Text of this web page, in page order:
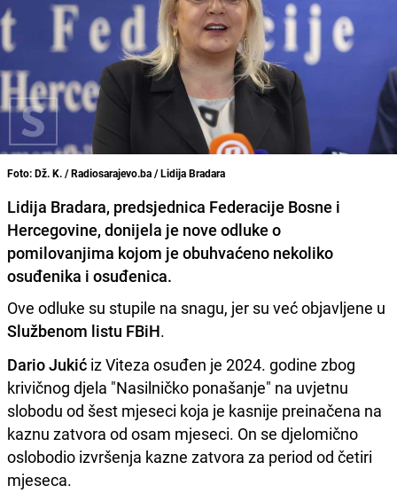
Foto: Dž. K. / Radiosarajevo.ba / Lidija Bradara
Lidija Bradara, predsjednica Federacije Bosne i
Hercegovine, donijela je nove odluke o
pomilovanjima kojom je obuhvaćeno nekoliko
osuđenika i osuđenica.
Ove odluke su stupile na snagu, jer su već objavljene u
Službenom listu FBiH.
Dario Jukić iz Viteza osuđen je 2024. godine zbog
krivičnog djela "Nasilničko ponašanje" na uvjetnu
slobodu od šest mjeseci koja je kasnije preinačena na
kaznu zatvora od osam mjeseci. On se djelomično
oslobodio izvršenja kazne zatvora za period od četiri
mjeseca.